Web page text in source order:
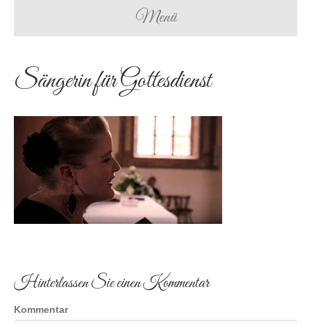
Menü
Sängerin für Gottesdienst
Hinterlassen Sie einen Kommentar
Kommentar